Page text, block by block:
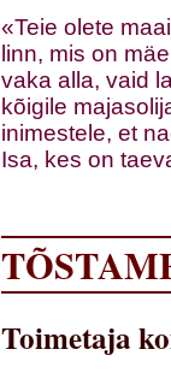
«Teie olete
linn, mis on
vaka alla, vaid
kõigile
inimestele, et
Isa, kes on
Toimetaja